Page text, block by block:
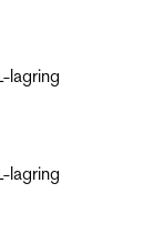
lagring
lagring